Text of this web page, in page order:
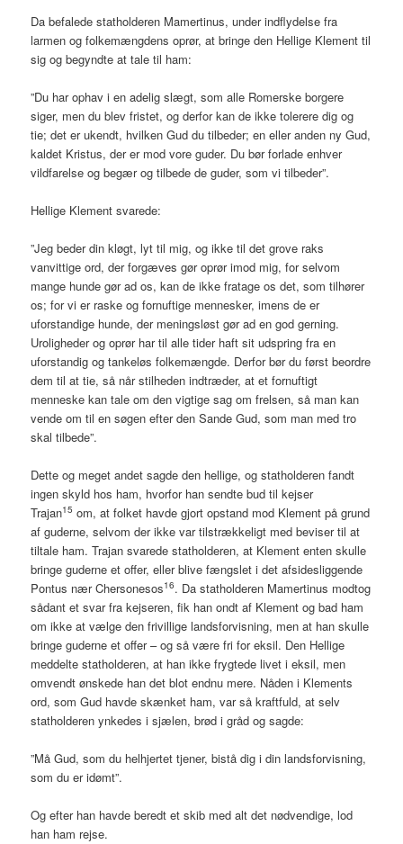
Da befalede statholderen Mamertinus, under indflydelse fra
larmen og folkemængdens oprør, at bringe den Hellige Klement til
sig og begyndte at tale til ham:
”Du har ophav i en adelig slægt, som alle Romerske borgere
siger, men du blev fristet, og derfor kan de ikke tolerere dig og
tie; det er ukendt, hvilken Gud du tilbeder; en eller anden ny Gud,
kaldet Kristus, der er mod vore guder. Du bør forlade enhver
vildfarelse og begær og tilbede de guder, som vi tilbeder”.
Hellige Klement svarede:
”Jeg beder din kløgt, lyt til mig, og ikke til det grove raks
vanvittige ord, der forgæves gør oprør imod mig, for selvom
mange hunde gør ad os, kan de ikke fratage os det, som tilhører
os; for vi er raske og fornuftige mennesker, imens de er
uforstandige hunde, der meningsløst gør ad en god gerning.
Uroligheder og oprør har til alle tider haft sit udspring fra en
uforstandig og tankeløs folkemængde. Derfor bør du først beordre
dem til at tie, så når stilheden indtræder, at et fornuftigt
menneske kan tale om den vigtige sag om frelsen, så man kan
vende om til en søgen efter den Sande Gud, som man med tro
skal tilbede”.
Dette og meget andet sagde den hellige, og statholderen fandt
ingen skyld hos ham, hvorfor han sendte bud til kejser
Trajan15 om, at folket havde gjort opstand mod Klement på grund
af guderne, selvom der ikke var tilstrækkeligt med beviser til at
tiltale ham. Trajan svarede statholderen, at Klement enten skulle
bringe guderne et offer, eller blive fængslet i det afsidesliggende
Pontus nær Chersonesos16. Da statholderen Mamertinus modtog
sådant et svar fra kejseren, fik han ondt af Klement og bad ham
om ikke at vælge den frivillige landsforvisning, men at han skulle
bringe guderne et offer – og så være fri for eksil. Den Hellige
meddelte statholderen, at han ikke frygtede livet i eksil, men
omvendt ønskede han det blot endnu mere. Nåden i Klements
ord, som Gud havde skænket ham, var så kraftfuld, at selv
statholderen ynkedes i sjælen, brød i gråd og sagde:
”Må Gud, som du helhjertet tjener, bistå dig i din landsforvisning,
som du er idømt”.
Og efter han havde beredt et skib med alt det nødvendige, lod
han ham rejse.